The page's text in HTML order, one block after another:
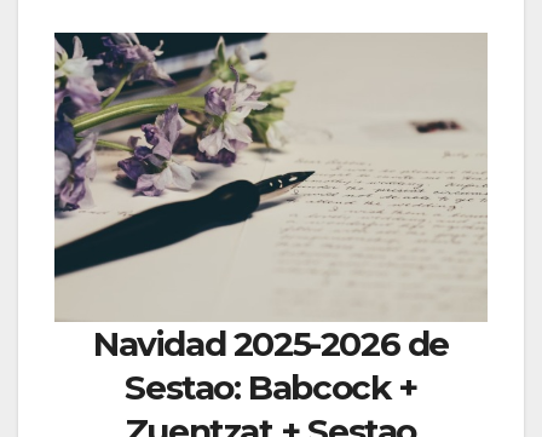
Navidad 2025-2026 de
Sestao: Babcock +